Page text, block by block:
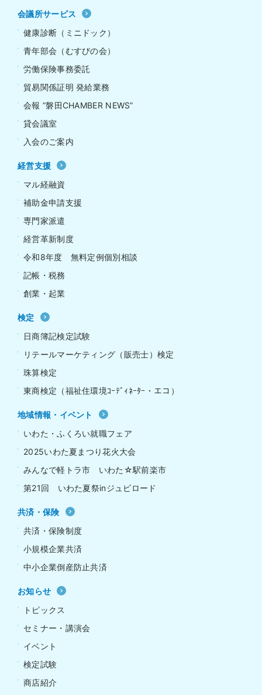
会議所サービス
健康診断（ミニドック）
青年部会（むすびの会）
労働保険事務委託
貿易関係証明 発給業務
会報 ”磐田CHAMBER NEWS”
貸会議室
入会のご案内
経営支援
マル経融資
補助金申請支援
専門家派遣
経営革新制度
令和8年度 無料定例個別相談
記帳・税務
創業・起業
検定
日商簿記検定試験
リテールマーケティング（販売士）検定
珠算検定
東商検定（福祉住環境ｺｰﾃﾞｨﾈｰﾀｰ・エコ）
地域情報・イベント
いわた・ふくろい就職フェア
2025いわた夏まつり花火大会
みんなで軽トラ市 いわた☆駅前楽市
第21回 いわた夏祭inジュビロード
共済・保険
共済・保険制度
小規模企業共済
中小企業倒産防止共済
お知らせ
トピックス
セミナー・講演会
イベント
検定試験
商店紹介